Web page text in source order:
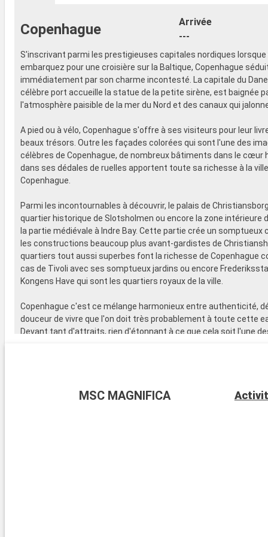
- Activités récréatives pour enfants
- Personnel qualifié multilingue
AUTRES PRIVILÈGES
- Points MSC Voyagers Club
SPORT ET
-
Broadway
- Espace
-
- Salle de
- Activités
adultes,
- Activités
SERVICES
- Personnel
Copenhague
Arrivée
---
S'inscrivant parmi les prestigieuses capitales nordiques lorsque
embarquez pour une croisière sur la Baltique, Copenhague
immédiatement par son charme incontesté. La capitale du
célèbre port accueille la statue de la petite sirène, est baignée
l'atmosphère paisible de la mer du Nord et des canaux qui
A pied ou à vélo, Copenhague s'offre à ses visiteurs pour leur
beaux trésors. Outre les façades colorées qui sont l'une des
célèbres de Copenhague, de nombreux bâtiments dans le cœur
dans ses dédales de ruelles apportent toute sa richesse à la
Copenhague.
Parmi les incontournables à découvrir, le palais de
quartier historique de Slotsholmen ou encore la zone intérieure
la partie médiévale à Indre Bay. Cette partie crée un somptueux
les constructions beaucoup plus avant-gardistes de
quartiers tout aussi superbes font la richesse de Copenhague
cas de Tivoli avec ses somptueux jardins ou encore
Kongens Have qui sont les quartiers royaux de la ville.
Copenhague c'est ce mélange harmonieux entre authenticité,
douceur de vivre que l'on doit très probablement à toute cette
Devant tant d'attraits, rien d'étonnant à ce que cela soit l'une
des équipements de bord qui vous permettront de savourer de
MSC MAGNIFICA